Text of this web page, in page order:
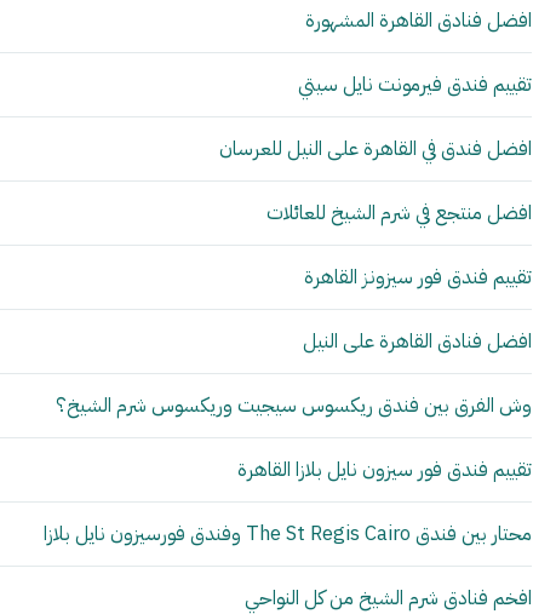
افضل فنادق القاهرة المشهورة
تقييم فندق فيرمونت نايل سيتي
افضل فندق في القاهرة على النيل للعرسان
افضل منتجع في شرم الشيخ للعائلات
تقييم فندق فور سيزونز القاهرة
افضل فنادق القاهرة على النيل
وش الفرق بين فندق ريكسوس سيجيت وريكسوس شرم الشيخ؟
تقييم فندق فور سيزون نايل بلازا القاهرة
محتار بين فندق The St Regis Cairo وفندق فورسيزون نايل بلازا
افخم فنادق شرم الشيخ من كل النواحي